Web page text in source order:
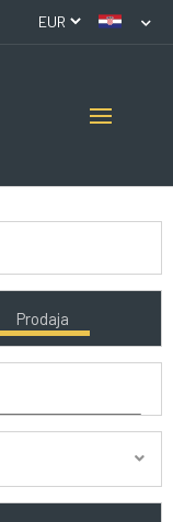
Prodaja